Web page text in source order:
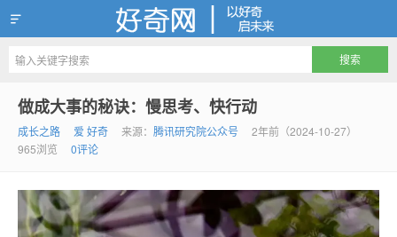
好奇网
做成大事的秘诀：慢思考、快行动
成长之路 爱 好奇 来源： 腾讯研究院公众号
2年前（2024-10-27）
965浏览
0评论